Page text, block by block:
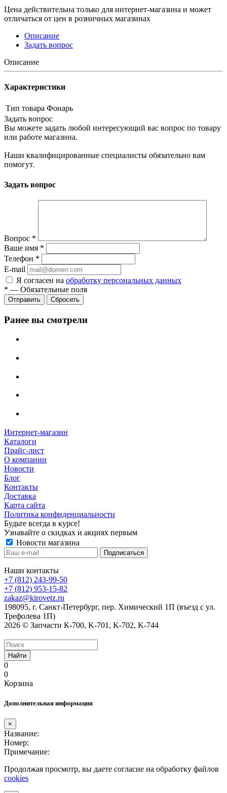
Цена действительна только для интернет-магазина и может
отличаться от цен в розничных магазинах
Описание
Задать вопрос
Описание
Характеристики
Тип товара Фонарь
Задать вопрос
Вы можете задать любой интересующий вас вопрос по товару
или работе магазина.
Наши квалифицированные специалисты обязательно вам
помогут.
Задать вопрос
Вопрос *
Ваше имя *
Телефон *
E-mail
Я согласен на обработку персональных данных
* — Обязательные поля
Сбросить
Ранее вы смотрели
Интернет-магазин
Каталоги
Прайс-лист
О компании
Новости
Блог
Контакты
Доставка
Карта сайта
Политика конфиденциальности
Будьте всегда в курсе!
Узнавайте о скидках и акциях первым
Новости магазина
Наши контакты
+7 (812) 243-99-50
+7 (812) 953-15-82
zakaz@kirovetz.ru
198095, г. Санкт-Петербург, пер. Химический 1П (въезд с ул.
Трефолева 1П)
2026 © Запчасти К-700, K-701, K-702, K-744
Найти
0
0
Корзина
Дополнительная информация
×
Название:
Номер:
Примечание:
Продолжая просмотр, вы даете согласие на обработку файлов
cookies